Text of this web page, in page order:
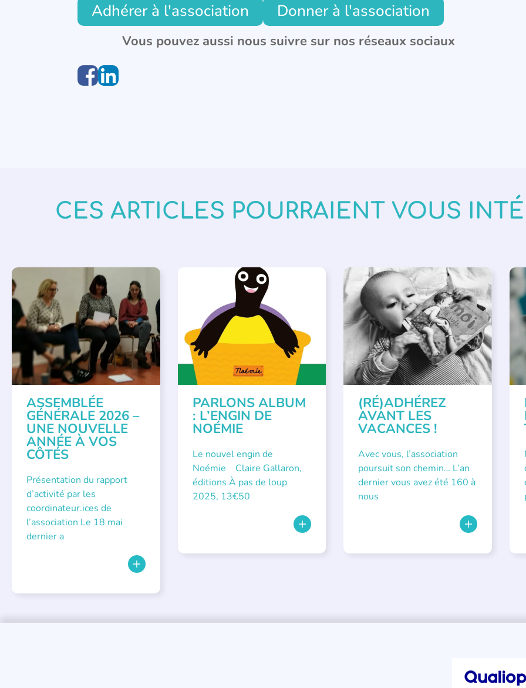
Adhérer à l'association Donner à l'association
Vous pouvez aussi nous suivre sur nos réseaux sociaux
CES ARTICLES POURRAIENT VOUS
APPEL À SOUTIEN ,
VIE DE L'ASSOCIATION
ASSEMBLÉE
GÉNÉRALE 2026 –
UNE NOUVELLE
ANNÉE À VOS
CÔTÉS
Présentation du rapport
d’activité par les
coordinateur.ices de
l’association Le 18 mai
dernier a
PARLONS ALBUMS
PARLONS ALBUM
: L’ENGIN DE
NOÉMIE
Le nouvel engin de
Noémie Claire Gallaron,
éditions À pas de loup
2025, 13€50
APPEL À SOUTIEN
(RÉ)ADHÉREZ
AVANT LES
VACANCES !
Avec vous, l’association
poursuit son chemin… L’an
dernier vous avez été 160 à
nous